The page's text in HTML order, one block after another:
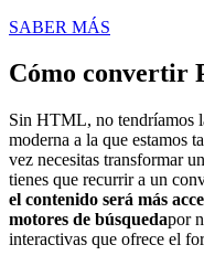
SABER MÁS
Cómo convertir
Sin HTML, no tendríamos
moderna a la que estamos
vez necesitas transformar
tienes que recurrir a un
el contenido será más
motores de búsquedapor
interactivas que ofrece el